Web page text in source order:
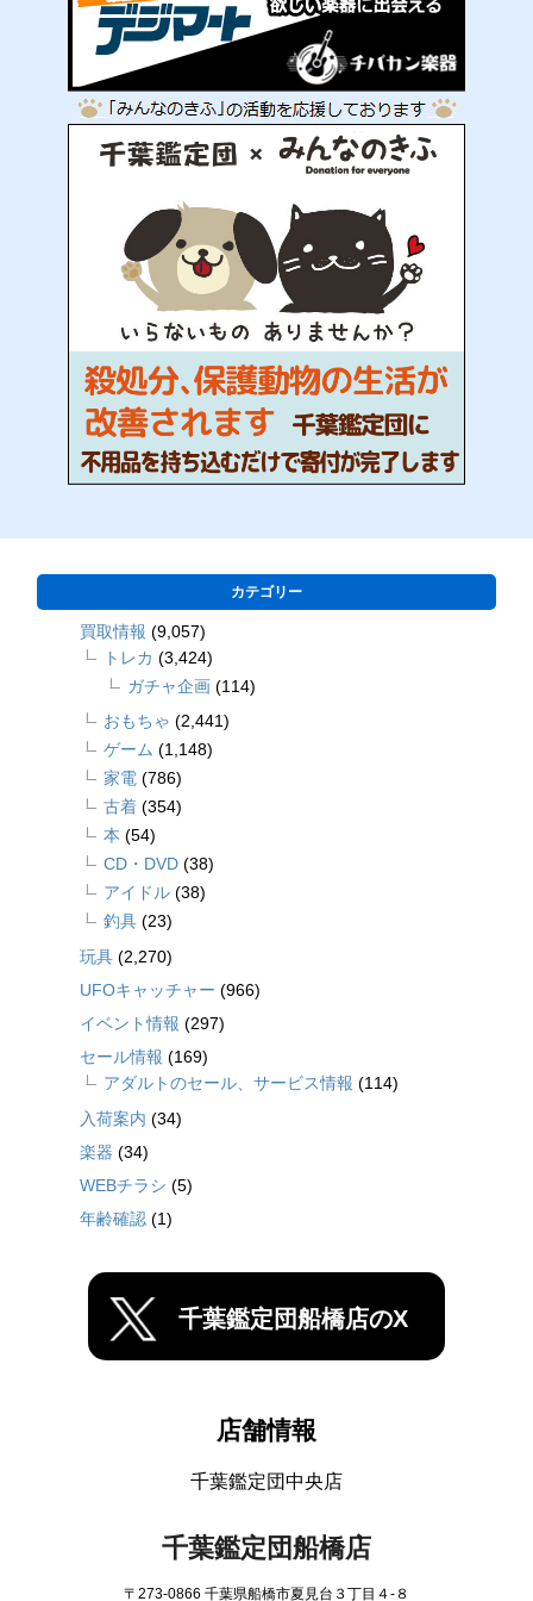
カテゴリー
買取情報 (9,057)
トレカ (3,424)
ガチャ企画 (114)
おもちゃ (2,441)
ゲーム (1,148)
家電 (786)
古着 (354)
本 (54)
CD・DVD (38)
アイドル (38)
釣具 (23)
玩具 (2,270)
UFOキャッチャー (966)
イベント情報 (297)
セール情報 (169)
アダルトのセール、サービス情報 (114)
入荷案内 (34)
楽器 (34)
WEBチラシ (5)
年齢確認 (1)
千葉鑑定団船橋店のX
店舗情報
千葉鑑定団中央店
千葉鑑定団船橋店
〒273-0866 千葉県船橋市夏見台３丁目４-８